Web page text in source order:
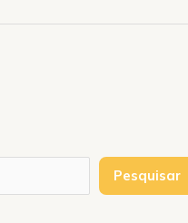
Pesquisar